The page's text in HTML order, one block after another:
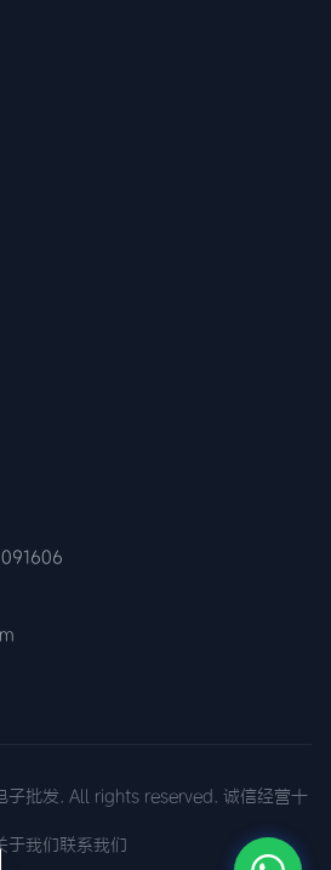
批发. All rights reserved. 诚信经营十
于我们联系我们